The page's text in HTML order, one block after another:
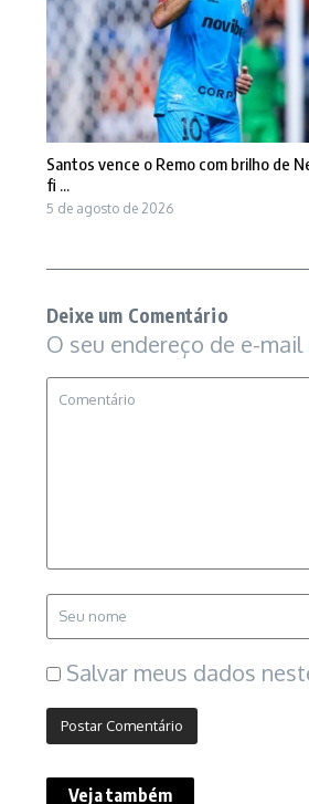
Santos vence o Remo com brilho de
fi ...
5 de agosto de 2026
Deixe um Comentário
O seu endereço de e-
Salvar meus dados
Veja também